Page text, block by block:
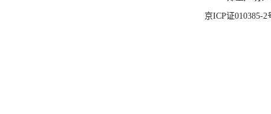
京ICP证010385-2